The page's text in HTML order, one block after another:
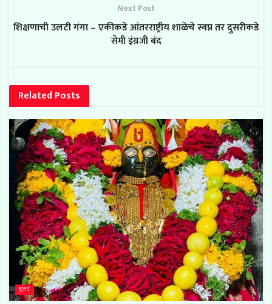
Next Post
शिक्षणाची उलटी गंगा – एकीकडे आंतरराष्ट्रीय शाळेचे स्वप्न तर दुसरीकडे
सेमी इंग्रजी बंद
Related Posts
इतर